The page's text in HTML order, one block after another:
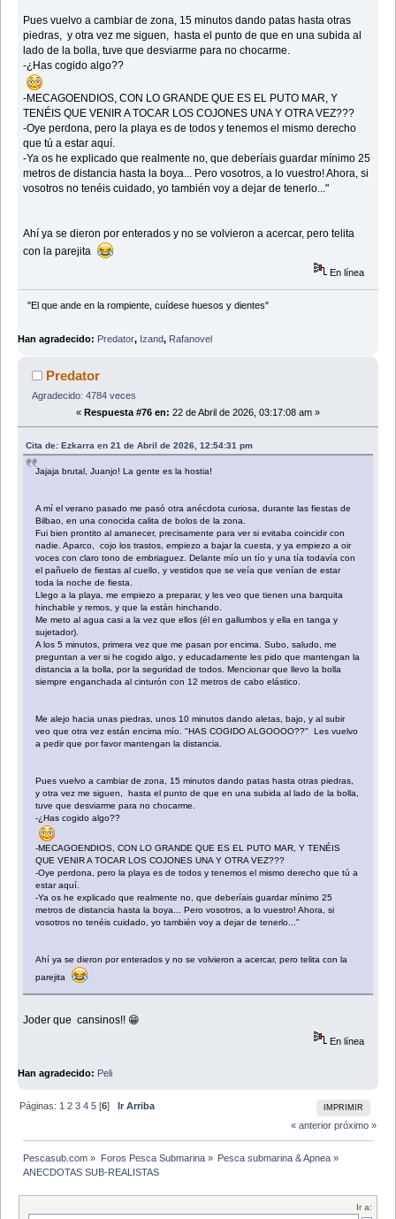
Pues vuelvo a cambiar de zona, 15 minutos dando patas hasta otras
piedras, y otra vez me siguen, hasta el punto de que en una subida al
lado de la bolla, tuve que desviarme para no chocarme.
-¿Has cogido algo??
-MECAGOENDIOS, CON LO GRANDE QUE ES EL PUTO MAR, Y
TENÉIS QUE VENIR A TOCAR LOS COJONES UNA Y OTRA VEZ???
-Oye perdona, pero la playa es de todos y tenemos el mismo derecho
que tú a estar aquí.
-Ya os he explicado que realmente no, que deberíais guardar mínimo 25
metros de distancia hasta la boya... Pero vosotros, a lo vuestro! Ahora, si
vosotros no tenéis cuidado, yo también voy a dejar de tenerlo..."
Ahí ya se dieron por enterados y no se volvieron a acercar, pero telita
con la parejita
En línea
"El que ande en la rompiente, cuídese huesos y dientes"
Han agradecido: Predator, Izand, Rafanovel
Predator
Agradecido: 4784 veces
« Respuesta #76 en: 22 de Abril de 2026, 03:17:08 am »
Cita de: Ezkarra en 21 de Abril de 2026, 12:54:31 pm
Jajaja brutal, Juanjo! La gente es la hostia!
A mí el verano pasado me pasó otra anécdota curiosa, durante las fiestas de
Bilbao, en una conocida calita de bolos de la zona.
Fui bien prontito al amanecer, precisamente para ver si evitaba coincidir con
nadie. Aparco, cojo los trastos, empiezo a bajar la cuesta, y ya empiezo a oir
voces con claro tono de embriaguez. Delante mío un tío y una tía todavía con
el pañuelo de fiestas al cuello, y vestidos que se veía que venían de estar
toda la noche de fiesta.
Llego a la playa, me empiezo a preparar, y les veo que tienen una barquita
hinchable y remos, y que la están hinchando.
Me meto al agua casi a la vez que ellos (él en gallumbos y ella en tanga y
sujetador).
A los 5 minutos, primera vez que me pasan por encima. Subo, saludo, me
preguntan a ver si he cogido algo, y educadamente les pido que mantengan la
distancia a la bolla, por la seguridad de todos. Mencionar que llevo la bolla
siempre enganchada al cinturón con 12 metros de cabo elástico.
Me alejo hacia unas piedras, unos 10 minutos dando aletas, bajo, y al subir
veo que otra vez están encima mío. "HAS COGIDO ALGOOOO??" Les vuelvo
a pedir que por favor mantengan la distancia.
Pues vuelvo a cambiar de zona, 15 minutos dando patas hasta otras piedras,
y otra vez me siguen, hasta el punto de que en una subida al lado de la bolla,
tuve que desviarme para no chocarme.
-¿Has cogido algo??
-MECAGOENDIOS, CON LO GRANDE QUE ES EL PUTO MAR, Y TENÉIS
QUE VENIR A TOCAR LOS COJONES UNA Y OTRA VEZ???
-Oye perdona, pero la playa es de todos y tenemos el mismo derecho que tú a
estar aquí.
-Ya os he explicado que realmente no, que deberíais guardar mínimo 25
metros de distancia hasta la boya... Pero vosotros, a lo vuestro! Ahora, si
vosotros no tenéis cuidado, yo también voy a dejar de tenerlo..."
Ahí ya se dieron por enterados y no se volvieron a acercar, pero telita con la
parejita
Joder que cansinos!! 😁
En línea
Han agradecido: Peli
IMPRIMIR
Páginas:1 2 3 4 5 [6]
Ir Arriba
« anterior próximo »
Pescasub.com » Foros Pesca Submarina» Pesca submarina & Apnea»
ANECDOTAS SUB-REALISTAS
Ir a: